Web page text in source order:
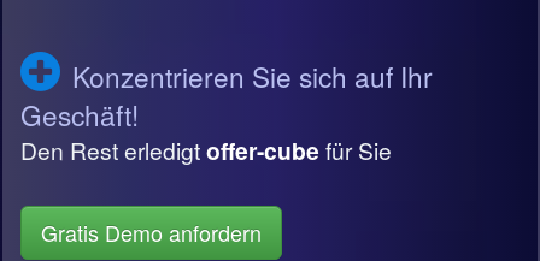
Konzentrieren Sie sich auf Ihr
Geschäft!
Den Rest erledigtoffer-cube für Sie
Gratis Demo anfordern